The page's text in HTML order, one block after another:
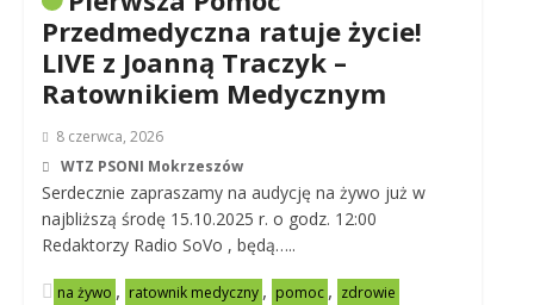
Przedmedyczna ratuje życie!
LIVE z Joanną Traczyk –
Ratownikiem Medycznym
8 czerwca, 2026
WTZ PSONI Mokrzeszów
Serdecznie zapraszamy na audycję na żywo już w
najbliższą środę 15.10.2025 r. o godz. 12:00
Redaktorzy Radio SoVo , będą…..
na żywo , ratownik medyczny , pomoc , zdrowie